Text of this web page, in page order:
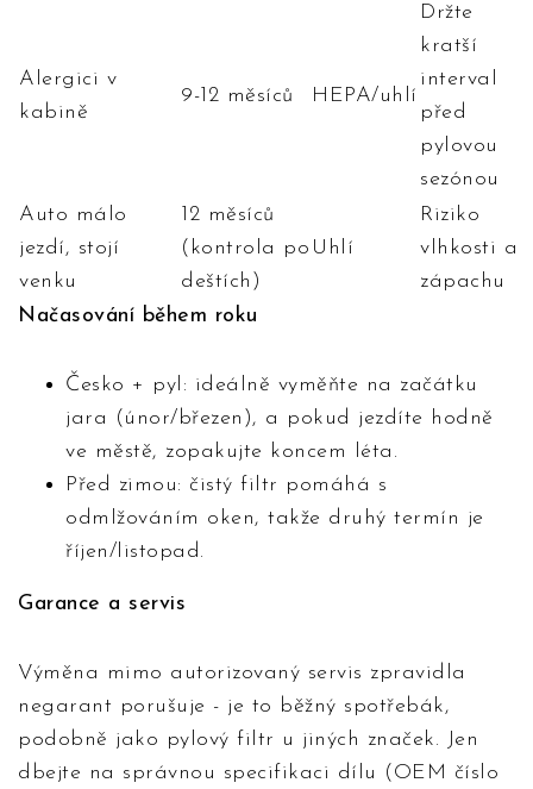
Alergici v
kabině
9-12 měsíců HEPA/uhlí
Držte
kratší
interval
před
pylovou
sezónou
Auto málo
jezdí, stojí
venku
12 měsíců
(kontrola po
deštích)
Uhlí
Riziko
vlhkosti a
zápachu
Načasování během roku
Česko + pyl: ideálně vyměňte na začátku
jara (únor/březen), a pokud jezdíte hodně
ve městě, zopakujte koncem léta.
Před zimou: čistý filtr pomáhá s
odmlžováním oken, takže druhý termín je
říjen/listopad.
Garance a servis
Výměna mimo autorizovaný servis zpravidla
negarant porušuje - je to běžný spotřebák,
podobně jako pylový filtr u jiných značek. Jen
dbejte na správnou specifikaci dílu (OEM číslo